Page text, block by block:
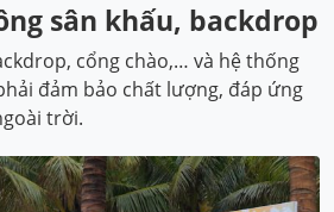
sân khấu, backdrop
cổng chào,… và hệ thống
đảm bảo chất lượng, đáp ứng
trời.